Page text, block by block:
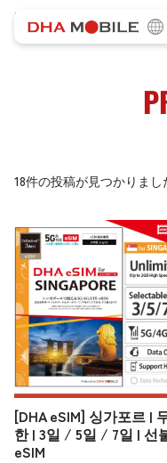
HOME
18件の投稿が見つかりまし
[DHA eSIM] 싱가포르 |
한 | 3일 / 5일 / 7일 | 선
eSIM